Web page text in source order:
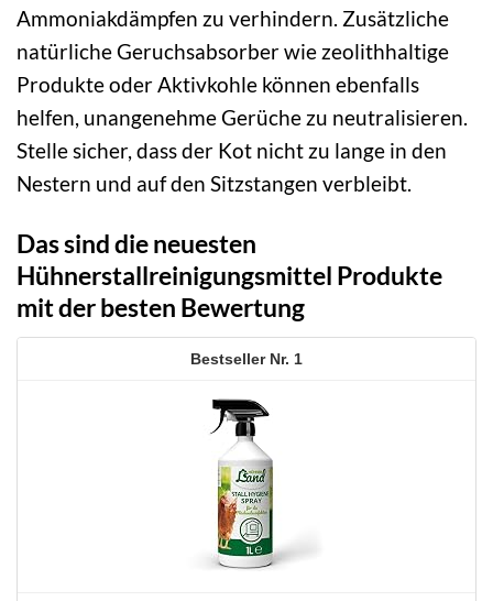
Ammoniakdämpfen zu verhindern. Zusätzliche
natürliche Geruchsabsorber wie zeolithhaltige
Produkte oder Aktivkohle können ebenfalls
helfen, unangenehme Gerüche zu neutralisieren.
Stelle sicher, dass der Kot nicht zu lange in den
Nestern und auf den Sitzstangen verbleibt.
Das sind die neuesten
Hühnerstallreinigungsmittel Produkte
mit der besten Bewertung
1